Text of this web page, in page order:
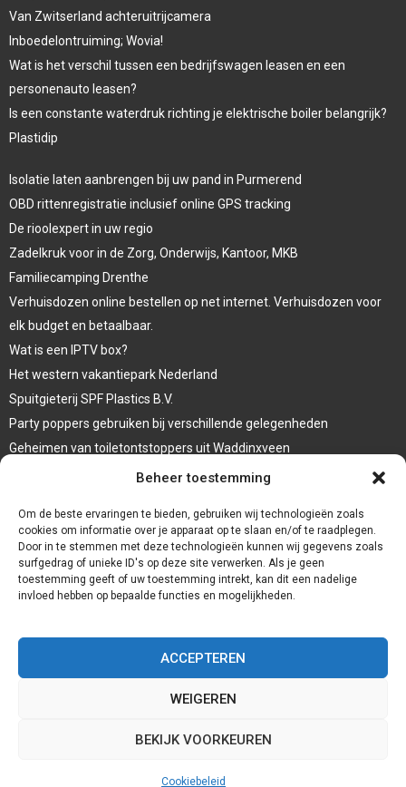
Beheer toestemming
Om de beste ervaringen te bieden, gebruiken wij technologieën zoals
cookies om informatie over je apparaat op te slaan en/of te raadplegen.
Door in te stemmen met deze technologieën kunnen wij gegevens zoals
surfgedrag of unieke ID's op deze site verwerken. Als je geen
toestemming geeft of uw toestemming intrekt, kan dit een nadelige
invloed hebben op bepaalde functies en mogelijkheden.
ACCEPTEREN
WEIGEREN
BEKIJK VOORKEUREN
Cookiebeleid
Van Zwitserland achteruitrijcamera
Inboedelontruiming; Wovia!
Wat is het verschil tussen een bedrijfswagen leasen en een
personenauto leasen?
Is een constante waterdruk richting je elektrische boiler belangrijk?
Plastidip
Isolatie laten aanbrengen bij uw pand in Purmerend
OBD rittenregistratie inclusief online GPS tracking
De rioolexpert in uw regio
Zadelkruk voor in de Zorg, Onderwijs, Kantoor, MKB
Familiecamping Drenthe
Verhuisdozen online bestellen op net internet. Verhuisdozen voor
elk budget en betaalbaar.
Wat is een IPTV box?
Het western vakantiepark Nederland
Spuitgieterij SPF Plastics B.V.
Party poppers gebruiken bij verschillende gelegenheden
Geheimen van toiletontstoppers uit Waddinxveen
Vormen van terrasaankleding